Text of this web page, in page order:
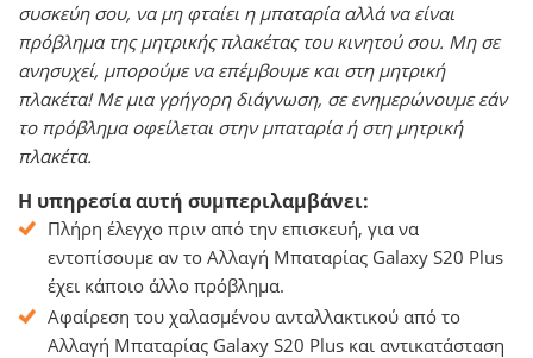
συσκεύη σου, να μη φταίει η μπαταρία αλλά να είναι
πρόβλημα της μητρικής πλακέτας του κινητού σου. Μη σε
ανησυχεί, μπορούμε να επέμβουμε και στη μητρική
πλακέτα! Με μια γρήγορη διάγνωση, σε ενημερώνουμε εάν
το πρόβλημα οφείλεται στην μπαταρία ή στη μητρική
πλακέτα.
Η υπηρεσία αυτή συμπεριλαμβάνει:
Πλήρη έλεγχο πριν από την επισκευή, για να
εντοπίσουμε αν το Αλλαγή Μπαταρίας Galaxy S20 Plus
έχει κάποιο άλλο πρόβλημα.
Αφαίρεση του χαλασμένου ανταλλακτικού από το
Αλλαγή Μπαταρίας Galaxy S20 Plus και αντικατάσταση